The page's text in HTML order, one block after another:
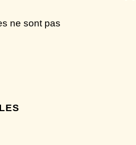
ne sont pas